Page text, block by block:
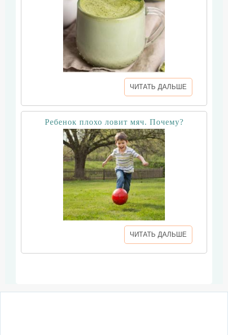
ЧИТАТЬ ДАЛЬШЕ
Ребенок плохо ловит мяч. Почему?
ЧИТАТЬ ДАЛЬШЕ